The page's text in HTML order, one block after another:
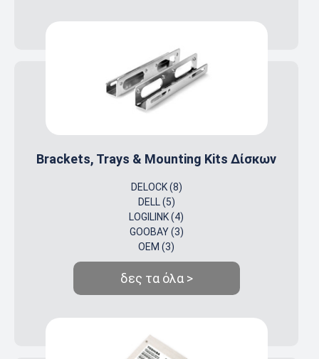
Brackets, Trays & Mounting Kits Δίσκων
DELOCK (8)
DELL (5)
LOGILINK (4)
GOOBAY (3)
OEM (3)
δες τα όλα >